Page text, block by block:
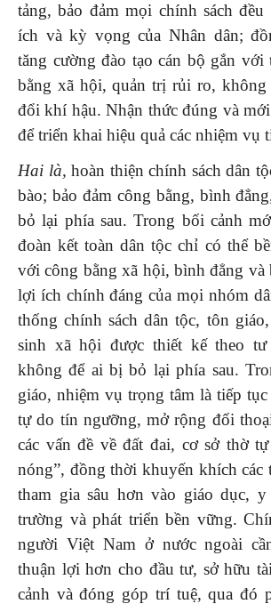
tảng, bảo đảm mọi chính sách
ích và kỳ vọng của Nhân dân;
tăng cường đào tạo cán bộ gắn
bằng xã hội, quản trị rủi ro, không
đổi khí hậu. Nhận thức đúng và
để triển khai hiệu quả các nhiệm vụ
Hai là, hoàn thiện chính sách dân
bào; bảo đảm công bằng, bình
bỏ lại phía sau. Trong bối cảnh
đoàn kết toàn dân tộc chỉ có thể
với công bằng xã hội, bình đẳng và
lợi ích chính đáng của mọi nhóm
thống chính sách dân tộc, tôn
sinh xã hội được thiết kế theo
không để ai bị bỏ lại phía sau.
giáo, nhiệm vụ trọng tâm là tiếp
tự do tín ngưỡng, mở rộng đối
các vấn đề về đất đai, cơ sở thờ
nóng”, đồng thời khuyến khích các
tham gia sâu hơn vào giáo dục,
trường và phát triển bền vững.
người Việt Nam ở nước ngoài
thuận lợi hơn cho đầu tư, sở hữu
cảnh và đóng góp trí tuệ, qua đó